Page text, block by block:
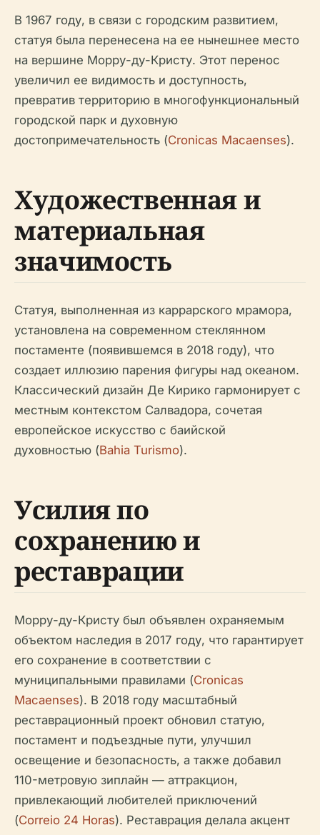
В 1967 году, в связи с городским развитием,
статуя была перенесена на ее нынешнее место
на вершине Морру-ду-Кристу. Этот перенос
увеличил ее видимость и доступность,
превратив территорию в многофункциональный
городской парк и духовную
достопримечательность (Cronicas Macaenses).
Художественная и
материальная
значимость
Статуя, выполненная из каррарского мрамора,
установлена на современном стеклянном
постаменте (появившемся в 2018 году), что
создает иллюзию парения фигуры над океаном.
Классический дизайн Де Кирико гармонирует с
местным контекстом Салвадора, сочетая
европейское искусство с баийской
духовностью (Bahia Turismo).
Усилия по
сохранению и
реставрации
Морру-ду-Кристу был объявлен охраняемым
объектом наследия в 2017 году, что гарантирует
его сохранение в соответствии с
муниципальными правилами (Cronicas
Macaenses). В 2018 году масштабный
реставрационный проект обновил статую,
постамент и подъездные пути, улучшил
освещение и безопасность, а также добавил
110-метровую зиплайн — аттракцион,
привлекающий любителей приключений
(Correio 24 Horas). Реставрация делала акцент